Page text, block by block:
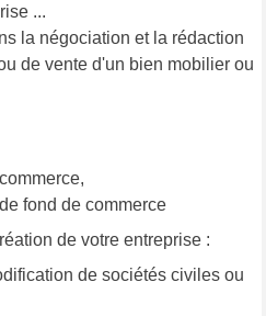
...
la négociation et la rédaction
de vente d'un bien mobilier ou
fond de commerce
de votre entreprise :
de sociétés civiles ou